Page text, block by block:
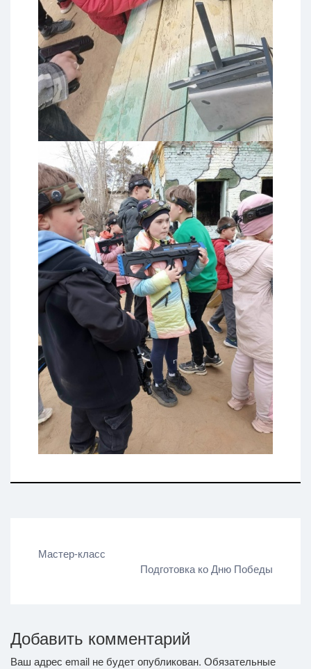
Навигация
Мастер-класс
Подготовка ко Дню Победы
Добавить комментарий
Ваш адрес email не будет опубликован. Обязательные